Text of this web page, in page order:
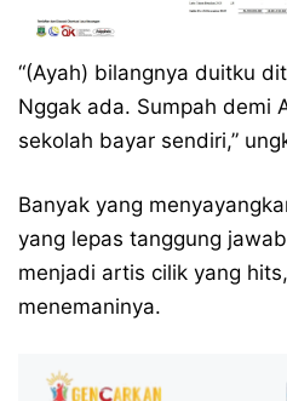
“(Ayah) bilangnya duitku
Nggak ada. Sumpah demi
sekolah bayar sendiri,”
Banyak yang
yang lepas tanggung
menjadi artis cilik yang
menemaninya.